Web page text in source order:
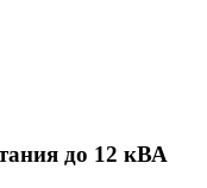
до 12 кВА